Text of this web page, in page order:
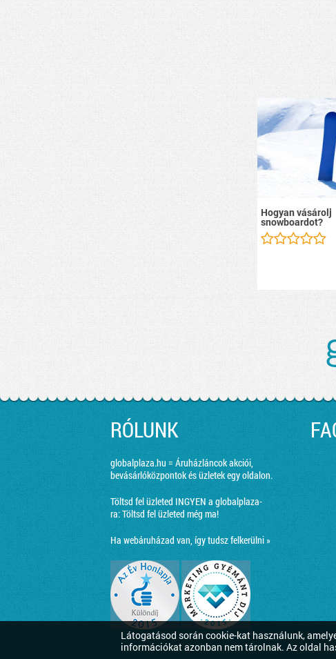
Látogatásod során cookie-kat használunk,
információkat azonban nem tárolnak. Az oldal
Hogyan vásárolj
snowboardot?
RÓLUNK
globalplaza.hu = Áruházláncok akciói,
bevásárlóközpontok és üzletek egy oldalon.
Töltsd fel üzleted INGYEN a globalplaza-
ra:Töltsd fel üzleted még ma!
Ha webáruházad van, így tudsz felkerülni »